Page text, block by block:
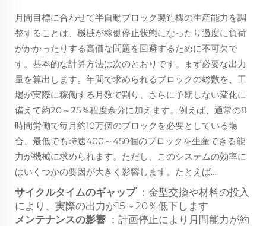
月間目標に合わせて半自動ブロック製造機の生産能力を調
整することは、機械が稼働停止状態になったり過度に負荷
がかかったりする高価な問題を回避するために不可欠で
す。基本的な計算方法は次のとおりです。まず必要な出力
量を算出します。年間で求められるブロックの総数を、工
場が実際に稼働する月数で割り、さらに予期しない変化に
備えて約20～25％程度余分に加えます。例えば、通常の8
時間労働で毎月約10万個のブロックを必要としている場
合、最低でも時速400～450個のブロックを生産できる能
力が機械に求められます。ただし、このシステムの効率に
はいくつかの要因が大きく影響します。たとえば…
サイクルタイムのギャップ ：金型交換や材料の投入
により、実際の出力が15～20％低下します
メンテナンスの影響 ：計画停止により月間能力が約